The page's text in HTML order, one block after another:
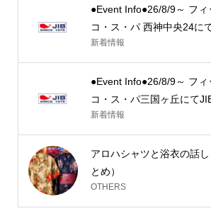
●Event Info●26/8/9～ フ
コ・ス・パ 西神中央24に
新着情報
●Event Info●26/8/9～ フ
コ・ス・パ三国ヶ丘にて
新着情報
アロハシャツと浴衣の話
とめ）
OTHERS